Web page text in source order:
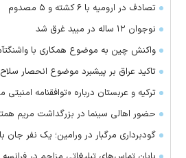
تصادف در ارومیه با ۶ کشته و ۵ مصدوم
نوجوان ۱۲ ساله در میبد غرق شد
واکنش چین به موضوع همکاری با
تاکید عراق بر پیشبرد موضوع انحصار
ترکیه و عربستان درباره «توافقنامه
حضور اهالی سینما در بزرگداشت مریم
گودبرداری مرگبار در ورامین؛ یک نفر جان